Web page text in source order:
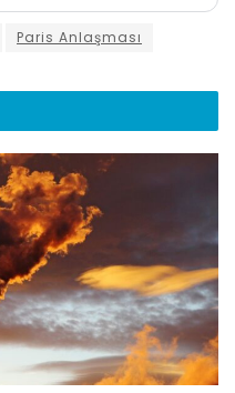
Paris Anlaşması